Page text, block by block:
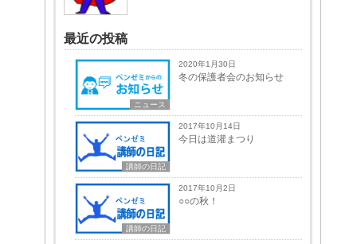
最近の投稿
ニュース
2020年1月30日
冬の保護者会のお知らせ
講師の日記
2017年10月14日
今日は道灌まつり
講師の日記
2017年10月2日
○○の秋！